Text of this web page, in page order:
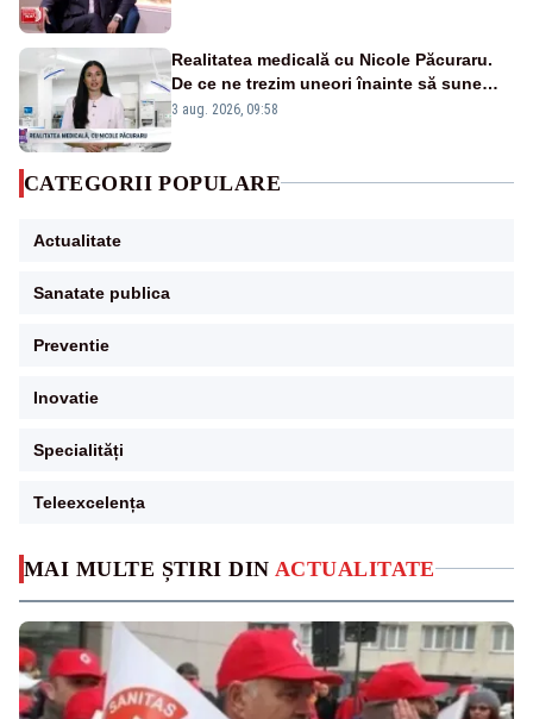
MAI MULTE ȘTIRI DIN ACTUALITATE
Realitatea medicală cu Nicole Păcuraru.
De ce ne trezim uneori înainte să sune
alarma?
3 aug. 2026, 09:58
CATEGORII POPULARE
Actualitate
Sanatate publica
Preventie
Inovatie
Specialități
Teleexcelența